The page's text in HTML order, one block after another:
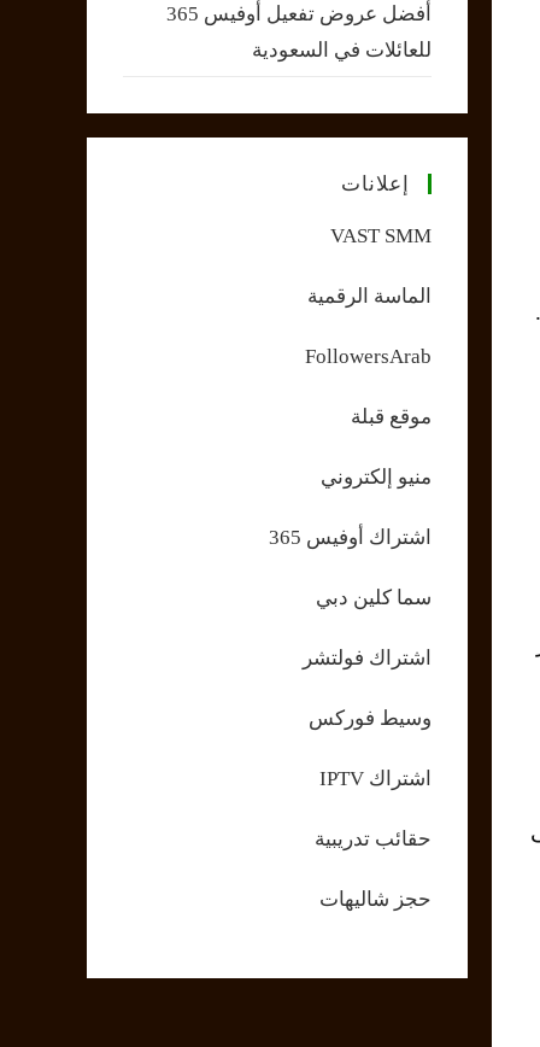
أفضل عروض تفعيل أوفيس 365
للعائلات في السعودية
إعلانات
VAST SMM
الماسة الرقمية
FollowersArab
موقع قبلة
منيو إلكتروني
اشتراك أوفيس 365
سما كلين دبي
اشتراك فولتشر
وسيط فوركس
اشتراك IPTV
حقائب تدريبية
حجز شاليهات